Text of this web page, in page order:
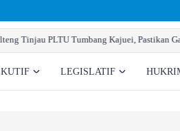
Karhutla Kotim Meluas,
LEGISLATIF